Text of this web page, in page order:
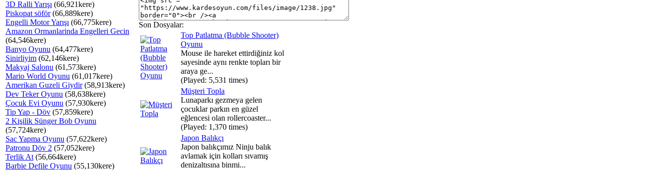
3D Ralli Yarışı (66,921kere)
Piskopat söför(66,889kere)
Engelli Motor Yarışı (66,775kere)
Amazon Ormanlarinda Engelleri Gecin
(64,546kere)
Banyo Oyunu (64,477kere)
Sinirliyim (62,146kere)
Makyaj Salonu (61,573kere)
Mario World Oyunu (61,017kere)
Amerikan Guzeli Giydir(58,913kere)
Dev Teker Oyunu (58,638kere)
Çocuk Evi Oyunu (57,930kere)
Tip Yap - Döv (57,859kere)
2 Kişilik Sünger Bob Oyunu
(57,724kere)
Sac Yapma Oyunu (57,622kere)
Patronu Döv 2 (57,052kere)
Terlik At (56,664kere)
Barbie Defile Oyunu (55,130kere)
Son Dosyalar:
Top Patlatma (Bubble Shooter)
Oyunu
Mouse ile hareket ettirdiğiniz kol
sayesinde aynı renkte topları bir
araya ge...
(Played: 5,531 times)
Müşteri Topla
Lunaparkı gezmeya gelen
çocuklar parkın en güzel
eğlencesi olan rollercoaster...
(Played: 1,370 times)
Japon Balıkçı
Japon balıkçımız Ninju balık
avlamak için kolları sıvamış
denizaltısına binmi...